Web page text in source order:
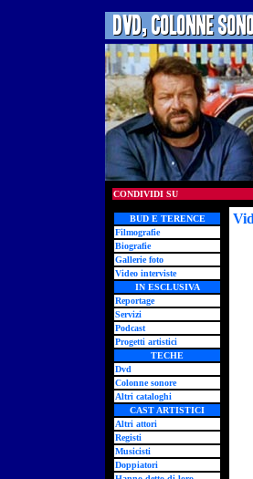
CONDIVIDI SU
BUD E TERENCE
Filmografie
Biografie
Gallerie foto
Video interviste
IN ESCLUSIVA
Reportage
Servizi
Podcast
Progetti artistici
TECHE
Dvd
Colonne sonore
Altri cataloghi
CAST ARTISTICI
Altri attori
Registi
Musicisti
Doppiatori